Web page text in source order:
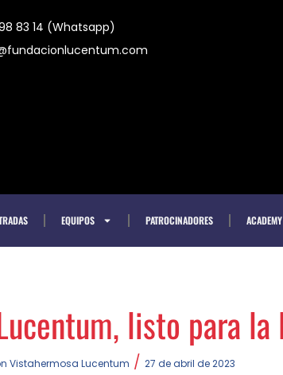
83 14 (Whatsapp)
EQUIPOS PATROCINADORES ACADEMY
listo para la
Vistahermosa Lucentum / 27 de abril de 2023